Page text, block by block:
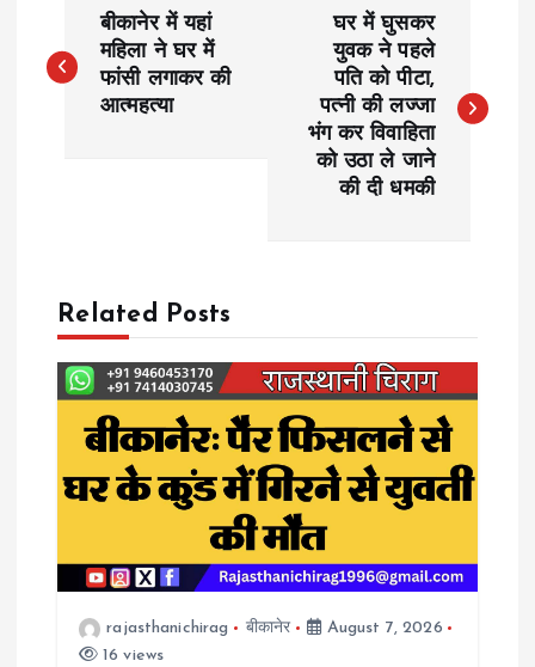
o
a
v
g
t
बीकानेर में यहां
महिला ने घर में
फांसी लगाकर की
आत्महत्या
घर में घुसकर
युवक ने पहले
पति को पीटा,
पत्नी की लज्जा
भंग कर विवाहिता
को उठा ले जाने
की दी धमकी
Related Posts
rajasthanichirag बीकानेर
August 7, 2026
16 views